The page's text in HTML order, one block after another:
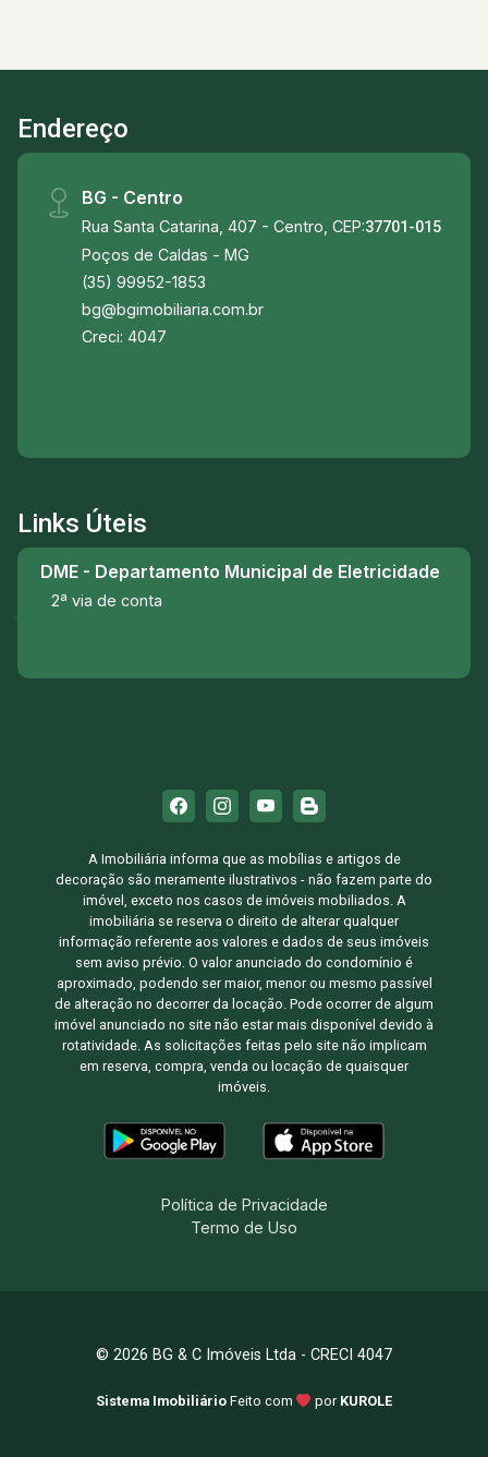
Endereço
BG - Centro
Rua Santa Catarina, 407 - Centro, CEP:37701-015
Poços de Caldas - MG
(35) 99952-1853
bg@bgimobiliaria.com.br
Creci: 4047
Links Úteis
DME - Departamento Municipal de Eletricidade
2ª via de conta
A Imobiliária informa que as mobílias e artigos de
decoração são meramente ilustrativos - não fazem parte do
imóvel, exceto nos casos de imóveis mobiliados. A
imobiliária se reserva o direito de alterar qualquer
informação referente aos valores e dados de seus imóveis
sem aviso prévio. O valor anunciado do condomínio é
aproximado, podendo ser maior, menor ou mesmo passível
de alteração no decorrer da locação. Pode ocorrer de algum
imóvel anunciado no site não estar mais disponível devido à
rotatividade. As solicitações feitas pelo site não implicam
em reserva, compra, venda ou locação de quaisquer
imóveis.
Política de Privacidade
Termo de Uso
© 2026 BG & C Imóveis Ltda - CRECI 4047
Sistema Imobiliário Feito com por KUROLE